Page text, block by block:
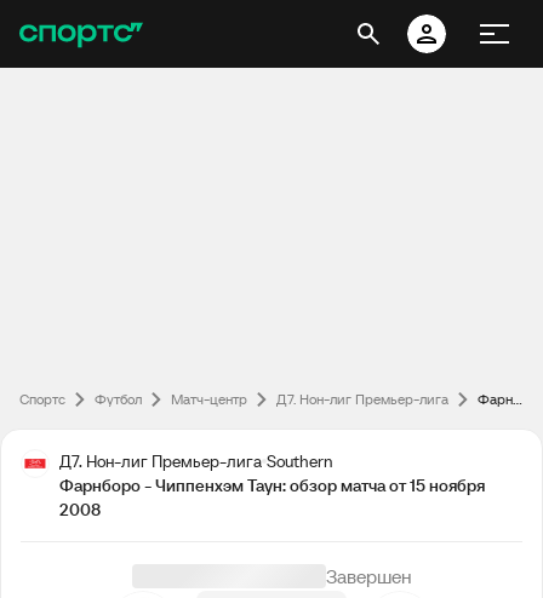
Спортс Футбол Матч-центр Д7. Нон-лиг Премьер-лига Фарнборо - Чиппенхэм Таун: обзор матча от 15 ноября 2008
Д7. Нон-лиг Премьер-лига Southern
Фарнборо - Чиппенхэм Таун: обзор матча от 15 ноября
2008
Завершен